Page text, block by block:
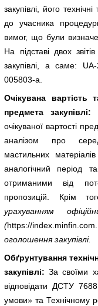
закупівлі, його
до учасника
вимог, що були
На підставі двох
закупівлі, а саме:
005803-a.
Очікувана вартість
предмета закупівлі:
очікуваної вартості
аналізом про
мастильних
аналогічний період
отриманими від
пропозицій. Крім
урахуванням
(https://
оголошення закупівлі.
Обґрунтування
закупівлі: За своїми
відповідати ДСТУ
умови» та Технічному